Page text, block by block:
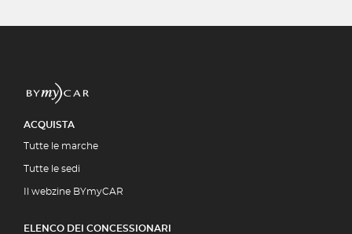
ACQUISTA
Tutte le marche
Tutte le sedi
Il webzine BYmyCAR
ELENCO DEI CONCESSIONARI